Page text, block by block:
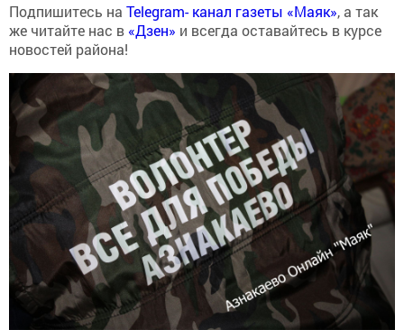
Подпишитесь на Telegram- канал газеты «Маяк», а так
же читайте нас в «Дзен» и всегда оставайтесь в курсе
новостей района!